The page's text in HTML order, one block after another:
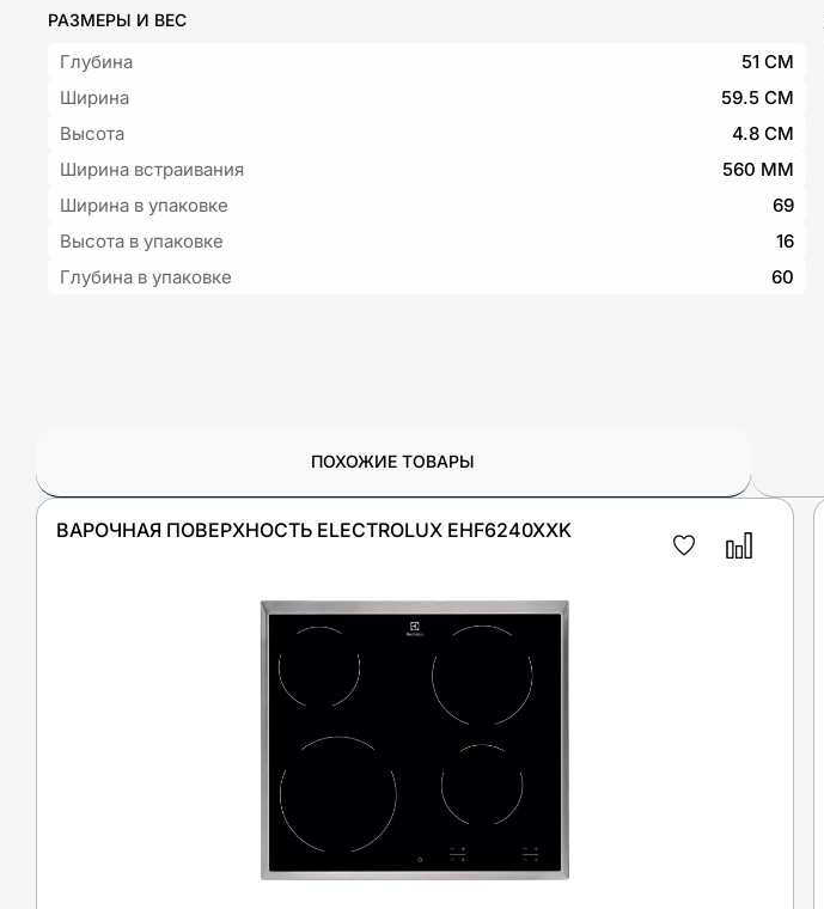
РАЗМЕРЫ И ВЕС
Глубина
51 СМ
Ширина
59.5 СМ
Высота
4.8 СМ
Ширина встраивания
560 ММ
Ширина в упаковке
69
Высота в упаковке
16
Глубина в упаковке
60
ПОХОЖИЕ ТОВАРЫ
ВАРОЧНАЯ ПОВЕРХНОСТЬ ELECTROLUX EHF6240XXK